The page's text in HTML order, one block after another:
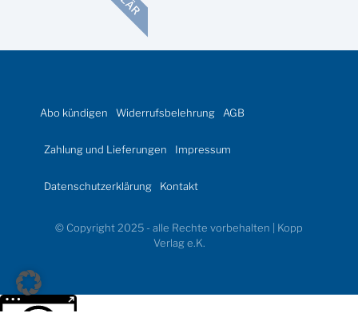
Abo kündigen Widerrufsbelehrung AGB
Zahlung und Lieferungen Impressum
Datenschutzerklärung Kontakt
© Copyright 2025 - alle Rechte vorbehalten | Kopp
Verlag e.K.
Weitere Informationen über den gesperrten Inhalt.